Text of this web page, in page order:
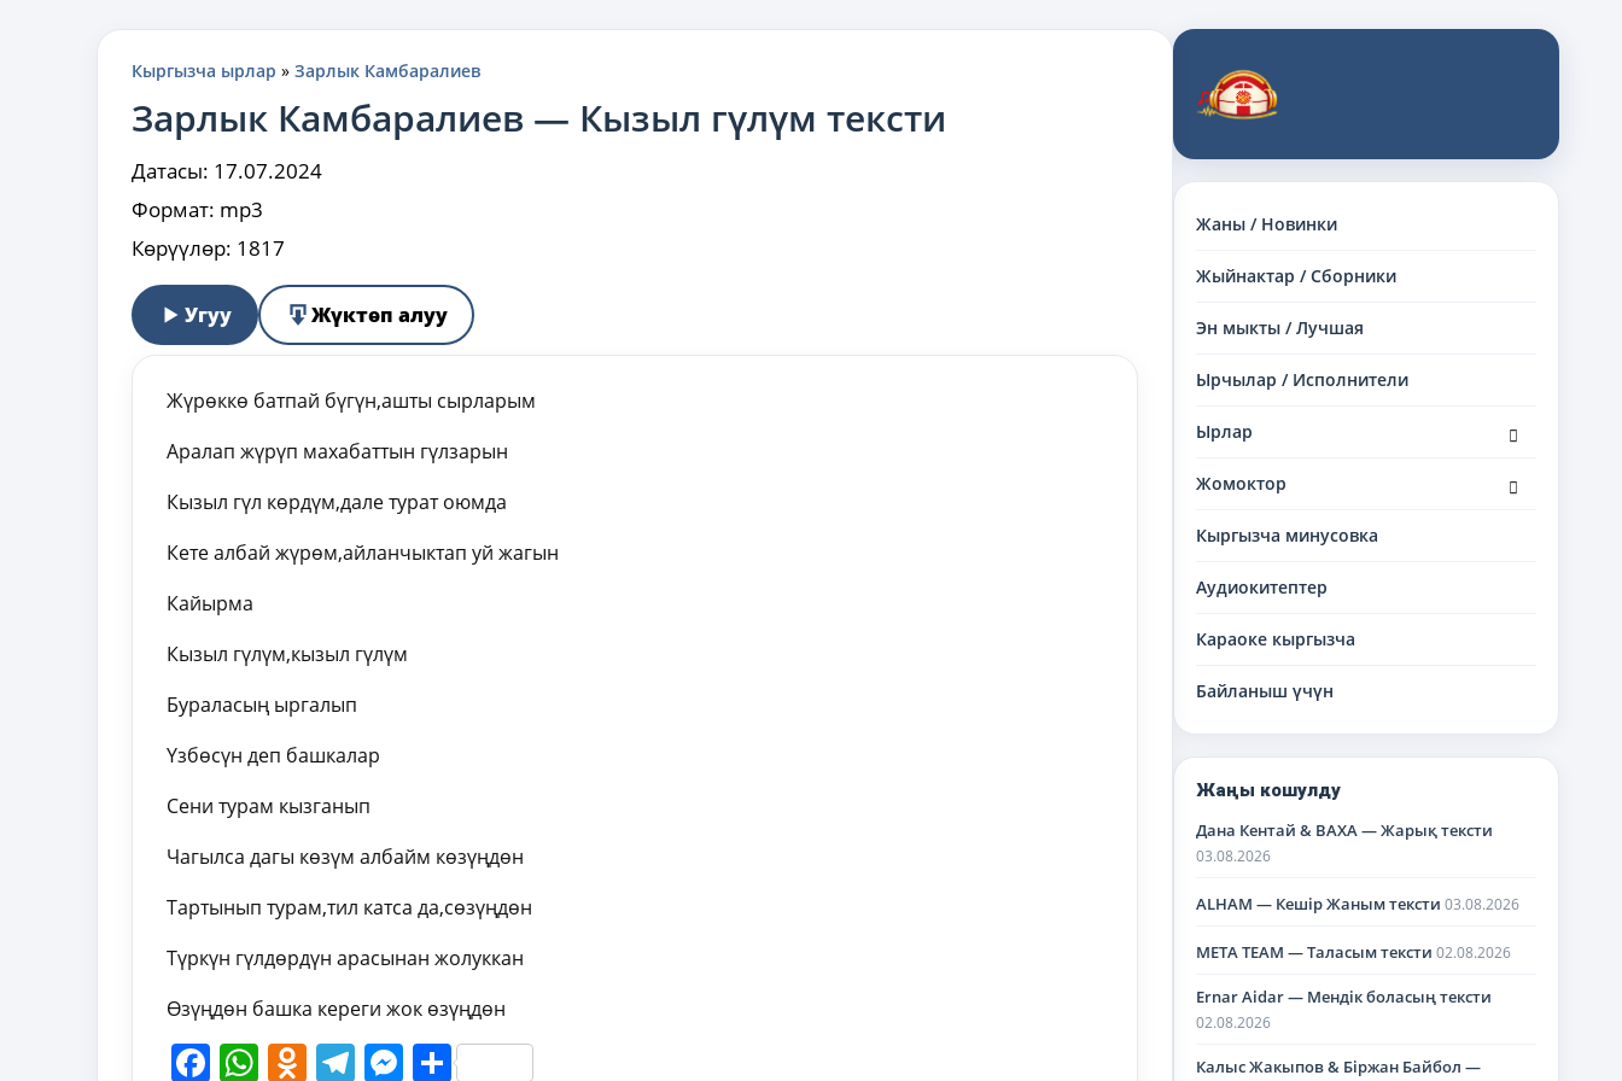
Жаны / Новинки
Жыйнактар / Сборники
Эн мыкты / Лучшая
Ырчылар / Исполнители
Ырлар
дочернее
Жомоктор
дочернее
Кыргызча минусовка
Аудиокитептер
Караоке кыргызча
Байланыш үчүн
Жаңы кошулду
Дана Кентай & BAXA — Жарық тексти
03.08.2026
ALHAM — Кешір Жаным тексти 03.08.2026
META TEAM — Таласым тексти 02.08.2026
Ernar Aidar — Мендік боласың тексти
02.08.2026
Калыс Жакыпов & Біржан Байбол —
Кыргызча ырлар » Зарлык Камбаралиев
Зарлык Камбаралиев — Кызыл гүлүм тексти
Датасы: 17.07.2024
Формат: mp3
Көрүүлөр: 1817
Угуу Жүктөп алуу
Жүрөккө батпай бүгүн,ашты сырларым
Аралап жүрүп махабаттын гүлзарын
Кызыл гүл көрдүм,дале турат оюмда
Кете албай жүрөм,айланчыктап уй жагын
Кайырма
Кызыл гүлүм,кызыл гүлүм
Бураласың ыргалып
Үзбөсүн деп башкалар
Сени турам кызганып
Чагылса дагы көзүм албайм көзүңдөн
Тартынып турам,тил катса да,сөзүңдөн
Түркүн гүлдөрдүн арасынан жолуккан
Өзүңдөн башка кереги жок өзүңдөн
Facebook
WhatsApp
Odnoklassniki
Telegram
Messenger
Share